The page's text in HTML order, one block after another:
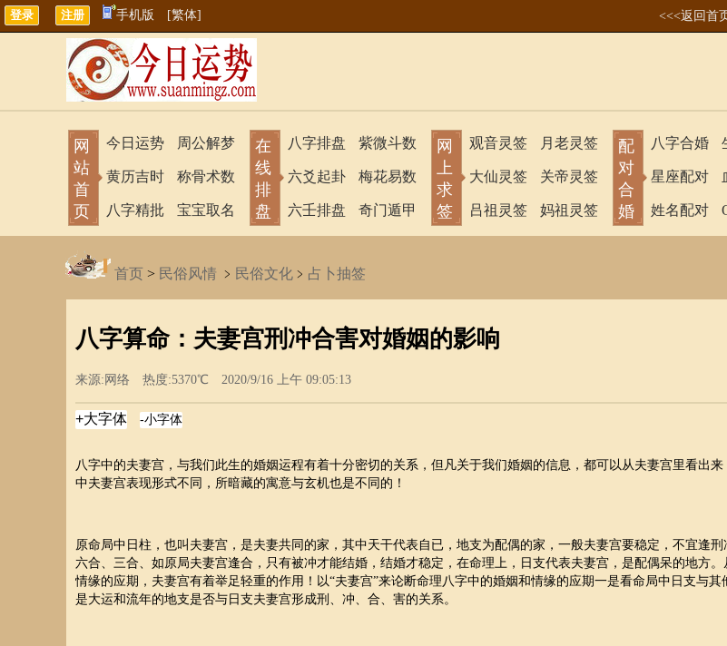
手机版 [繁体] <<<返回首
网
站
首
页
今日运势
黄历吉时
八字精批
周公解梦
称骨术数
宝宝取名
在
线
排
盘
八字排盘
六爻起卦
六壬排盘
紫微斗数
梅花易数
奇门遁甲
网
上
求
签
观音灵签
大仙灵签
吕祖灵签
月老灵签
关帝灵签
妈祖灵签
配
对
合
婚
八字合婚
星座配对
姓名配对
首页 > 民俗风情 ﹥ 民俗文化 ﹥ 占卜抽签
八字算命：夫妻宫刑冲合害对婚姻的影响
来源:网络 热度:5370℃ 2020/9/16 上午 09:05:13
八字中的夫妻宫，与我们此生的婚姻运程有着十分密切的关系，但凡关于我们婚姻的信息，都可以从夫妻宫里看出
中夫妻宫表现形式不同，所暗藏的寓意与玄机也是不同的！
原命局中日柱，也叫夫妻宫，是夫妻共同的家，其中天干代表自已，地支为配偶的家，一般夫妻宫要稳定，不宜逢
六合、三合、如原局夫妻宫逢合，只有被冲才能结婚，结婚才稳定，在命理上，日支代表夫妻宫，是配偶呆的地方。
情缘的应期，夫妻宫有着举足轻重的作用！以“夫妻宫”来论断命理八字中的婚姻和情缘的应期一是看命局中日支与其
是大运和流年的地支是否与日支夫妻宫形成刑、冲、合、害的关系。